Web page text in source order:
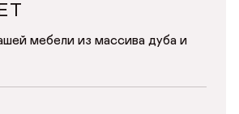
мебели из массива дуба и